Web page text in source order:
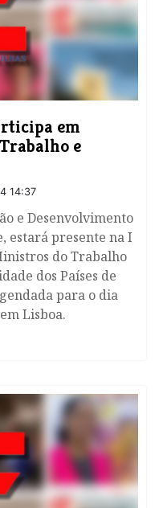
em
e
14:37
e Desenvolvimento
estará presente na I
do Trabalho
dos Países de
para o dia
Lisboa.